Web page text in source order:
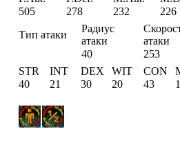
505
278 232
226
Тип атаки
Радиус
атаки
атаки
40
253
STR
INT DEX WIT CON
40
21 30 20 43